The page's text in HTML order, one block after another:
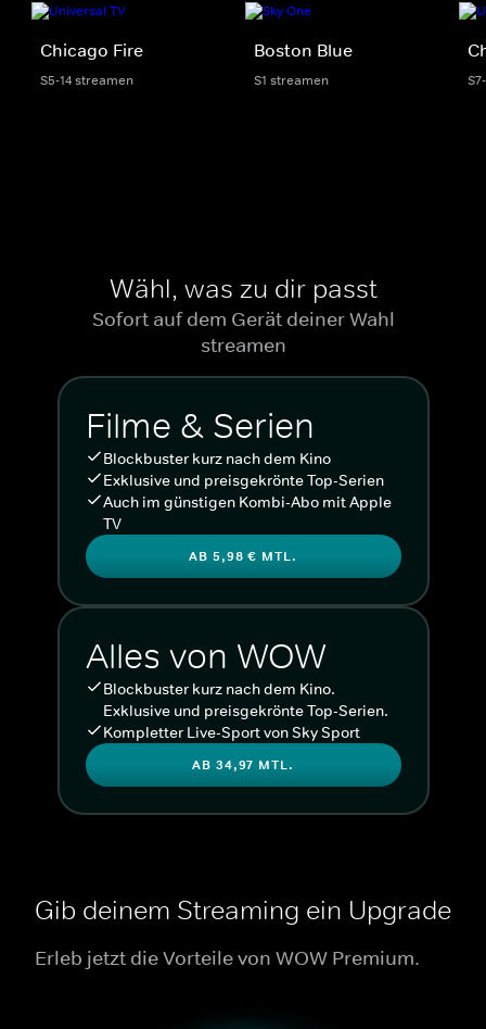
Chicago Fire
S5-14 streamen
Boston Blue
S1 streamen
Wähl, was zu dir passt
Sofort auf dem Gerät deiner Wahl
streamen
Filme & Serien
Blockbuster kurz nach dem Kino
Exklusive und preisgekrönte Top-Serien
Auch im günstigen Kombi-Abo mit Apple
TV
AB 5,98 € MTL.
Alles von WOW
Blockbuster kurz nach dem Kino.
Exklusive und preisgekrönte Top-Serien.
Kompletter Live-Sport von Sky Sport
AB 34,97 MTL.
Gib deinem Streaming ein Upgrade
Erleb jetzt die Vorteile von WOW Premium.